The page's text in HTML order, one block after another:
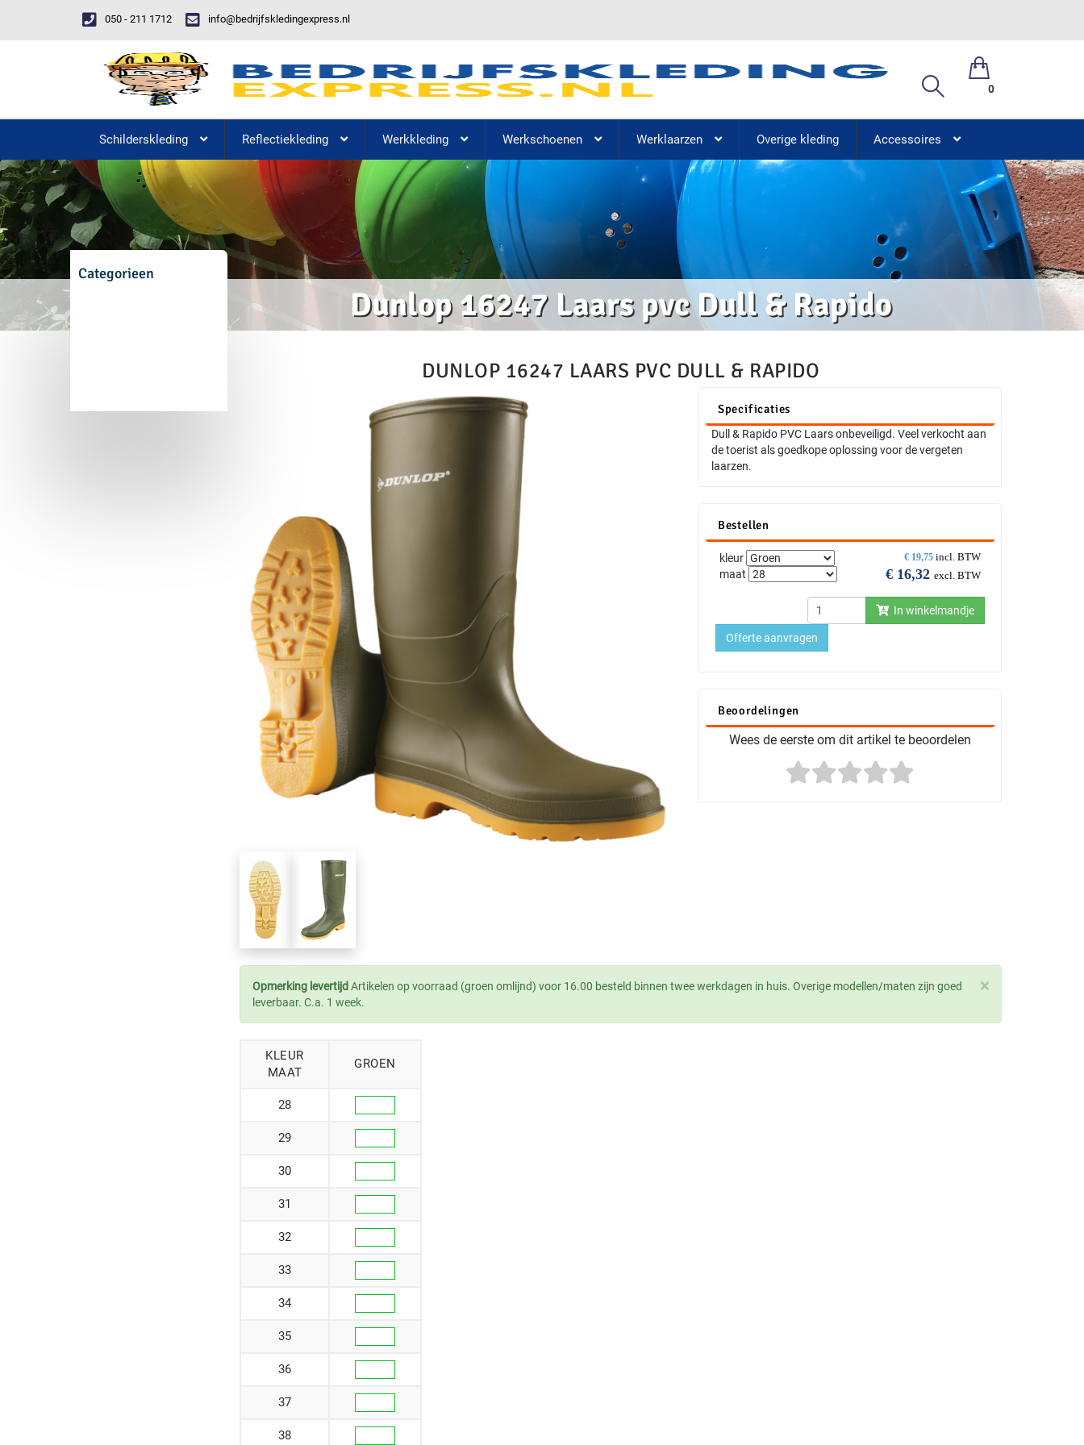
050 - 211 1712 info@bedrijfskledingexpress.nl
0
Schilderskleding Reflectiekleding Werkkleding Werkschoenen Werklaarzen Overige kleding Accessoires
Dunlop 16247 Laars pvc Dull & Rapido
DUNLOP 16247 LAARS PVC DULL & RAPIDO
Specificaties
Dull & Rapido PVC Laars onbeveiligd. Veel verkocht aan
de toerist als goedkope oplossing voor de vergeten
laarzen.
Bestellen
€ 19,75 incl. BTW
€ 16,32 excl. BTW
kleur
maat
In winkelmandje
Offerte aanvragen
Beoordelingen
Wees de eerste om dit artikel te beoordelen
×
Opmerking levertijd Artikelen op voorraad (groen omlijnd) voor 16.00 besteld binnen twee werkdagen in huis. Overige modellen/maten zijn goed
leverbaar. C.a. 1 week.
KLEUR
MAAT
GROEN
28
29
30
31
32
33
34
35
36
37
38
Categorieen